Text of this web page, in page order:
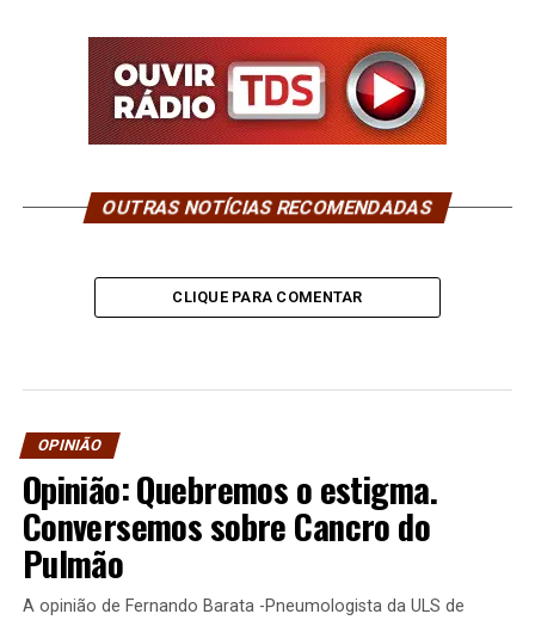
OUTRAS NOTÍCIAS RECOMENDADAS
CLIQUE PARA COMENTAR
OPINIÃO
Opinião: Quebremos o estigma.
Conversemos sobre Cancro do
Pulmão
A opinião de Fernando Barata -Pneumologista da ULS de